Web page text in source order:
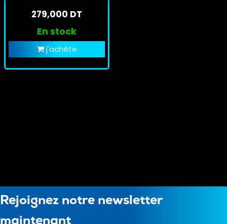
279,000 DT
En stock
j'achète
Rejoignez notre newsletter